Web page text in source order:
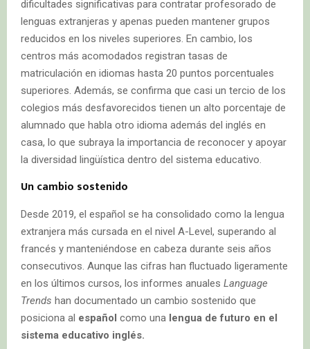
dificultades significativas para contratar profesorado de
lenguas extranjeras y apenas pueden mantener grupos
reducidos en los niveles superiores. En cambio, los
centros más acomodados registran tasas de
matriculación en idiomas hasta 20 puntos porcentuales
superiores. Además, se confirma que casi un tercio de los
colegios más desfavorecidos tienen un alto porcentaje de
alumnado que habla otro idioma además del inglés en
casa, lo que subraya la importancia de reconocer y apoyar
la diversidad lingüística dentro del sistema educativo.
Un cambio sostenido
Desde 2019, el español se ha consolidado como la lengua
extranjera más cursada en el nivel A-Level, superando al
francés y manteniéndose en cabeza durante seis años
consecutivos. Aunque las cifras han fluctuado ligeramente
en los últimos cursos, los informes anuales Language
Trends han documentado un cambio sostenido que
posiciona al español como una lengua de futuro en el
sistema educativo inglés.